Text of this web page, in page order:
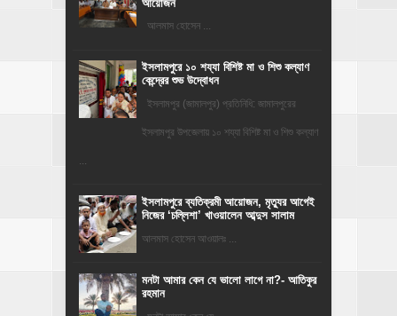
আয়োজন
‎​আলমাস হোসেন ...
ইসলামপুরে ১০ শয্যা বিশিষ্ট মা ও শিশু কল্যাণ
কেন্দ্রের শুভ উদ্বোধন
ইসলামপুর (জামালপুর) প্রতিনিধি: জামালপুরের
ইসলামপুর উপজেলায় ১০ শয্যা বিশিষ্ট মা ও শিশু কল্যাণ
...
‎ইসলামপুরে ব্যতিক্রমী আয়োজন, মৃত্যুর আগেই
নিজের ‘চল্লিশা’ খাওয়ালেন আব্দুস সালাম
আলমাস হোসেন আওয়ালঃ ...
মনটা আমার কেন যে ভালো লাগে না?- আতিকুর
রহমান